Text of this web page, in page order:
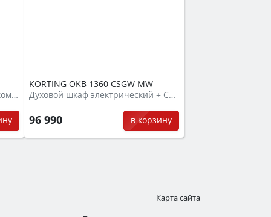
Духовой шкаф электрический компактный + СВЧ
KORTING OKB 1360 CSGW MW
Духовой шкаф электрический + СВЧ
96 990 в корзину
Карта сайта